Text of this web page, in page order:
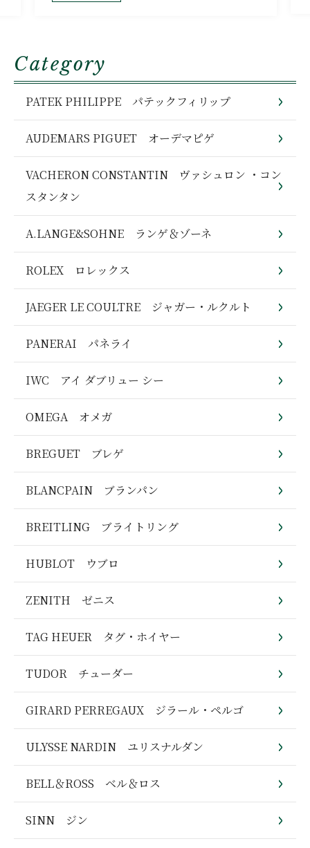
Category
PATEK PHILIPPE パテックフィリップ
AUDEMARS PIGUET オーデマピゲ
VACHERON CONSTANTIN ヴァシュロン ・コン
スタンタン
A.LANGE&SOHNE ランゲ＆ゾーネ
ROLEX ロレックス
JAEGER LE COULTRE ジャガー・ルクルト
PANERAI パネライ
IWC アイ ダブリュー シー
OMEGA オメガ
BREGUET ブレゲ
BLANCPAIN ブランパン
BREITLING ブライトリング
HUBLOT ウブロ
ZENITH ゼニス
TAG HEUER タグ・ホイヤー
TUDOR チューダー
GIRARD PERREGAUX ジラール・ペルゴ
ULYSSE NARDIN ユリスナルダン
BELL＆ROSS ベル＆ロス
SINN ジン